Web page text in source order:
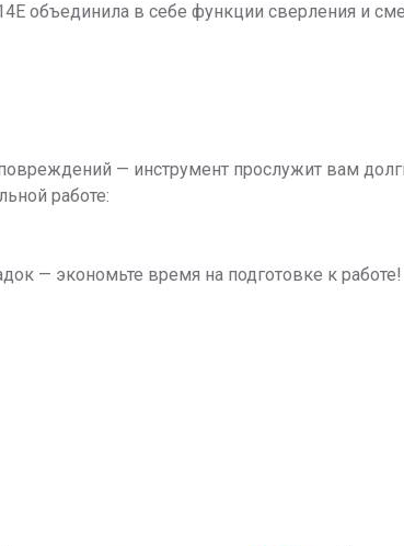
объединила в себе функции сверления и
— инструмент прослужит вам
работе:
— экономьте время на подготовке к работе!